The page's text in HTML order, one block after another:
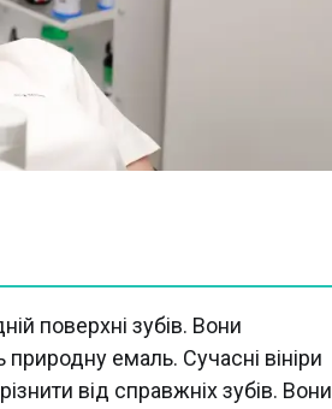
поверхні зубів. Вони
природну емаль. Сучасні вініри
від справжніх зубів. Вони